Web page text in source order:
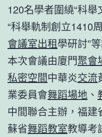
120名學者圍繞“科舉
“科舉軌制創立1410
會議室出租學研討”
本次會議由廈門聚會
私密空間中華炎交流
業委員會舞蹈場地 、
中間聯合主辦，福建
蘇省舞蹈教室教導考